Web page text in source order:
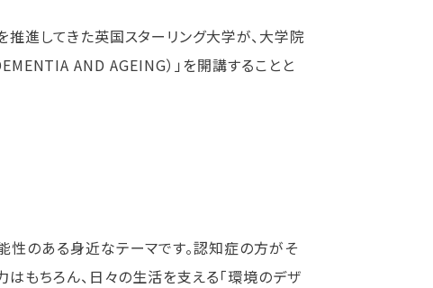
進してきた英国スターリング大学が、大学院
AND AGEING）」を開講することと
のある身近なテーマです。認知症の方がそ
もちろん、日々の生活を支える「環境のデザ